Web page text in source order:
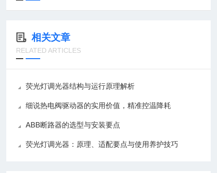
相关文章
RELATED ARTICLES
荧光灯调光器结构与运行原理解析
细说热电阀驱动器的实用价值，精准控温降耗
ABB断路器的选型与安装要点
荧光灯调光器：原理、适配要点与使用养护技巧